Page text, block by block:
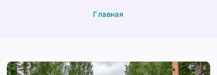
Главная